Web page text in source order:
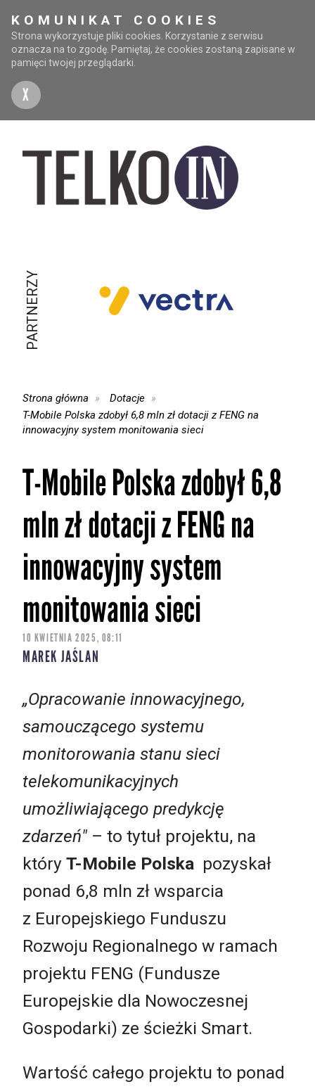
KOMUNIKAT COOKIES
Strona wykorzystuje pliki cookies. Korzystanie z serwisu
oznacza na to zgodę. Pamiętaj, że cookies zostaną zapisane w
pamięci twojej przeglądarki.
X
PARTNERZY
Strona główna
Dotacje
T-Mobile Polska zdobył 6,8 mln zł dotacji z FENG na
innowacyjny system monitowania sieci
T-Mobile Polska zdobył 6,8
mln zł dotacji z FENG na
innowacyjny system
monitowania sieci
10 KWIETNIA 2025, 08:11
MAREK JAŚLAN
„Opracowanie innowacyjnego,
samouczącego systemu
monitorowania stanu sieci
telekomunikacyjnych
umożliwiającego predykcję
zdarzeń" – to tytuł projektu, na
który T-Mobile Polska pozyskał
ponad 6,8 mln zł wsparcia
z Europejskiego Funduszu
Rozwoju Regionalnego w ramach
projektu FENG (Fundusze
Europejskie dla Nowoczesnej
Gospodarki) ze ścieżki Smart.
Wartość całego projektu to ponad